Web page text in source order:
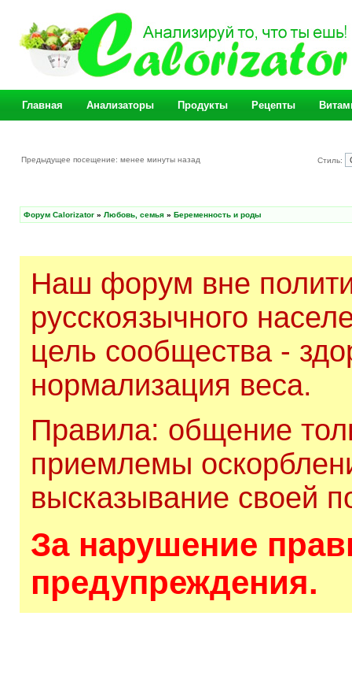
Главная Анализаторы Продукты Рецепты
Предыдущее посещение: менее минуты назад Стиль:
Форум Calorizator » Любовь, семья » Беременность и роды
Наш форум вне
русскоязычного
цель сообщества -
нормализация веса.
Правила: общение
приемлемы
высказывание своей
За нарушение
предупреждения.